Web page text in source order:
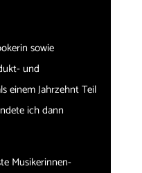
sowie
und
einem Jahrzehnt Teil
ich dann
Musikerinnen-